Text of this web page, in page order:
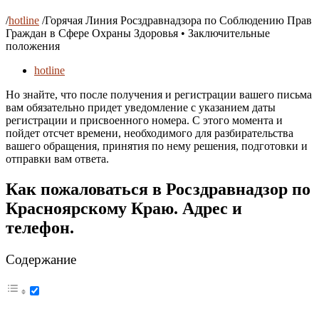
/hotline /Горячая Линия Росздравнадзора по Соблюдению Прав
Граждан в Сфере Охраны Здоровья • Заключительные
положения
hotline
Но знайте, что после получения и регистрации вашего письма
вам обязательно придет уведомление с указанием даты
регистрации и присвоенного номера. С этого момента и
пойдет отсчет времени, необходимого для разбирательства
вашего обращения, принятия по нему решения, подготовки и
отправки вам ответа.
Как пожаловаться в Росздравнадзор по
Красноярскому Краю. Адрес и
телефон.
Содержание